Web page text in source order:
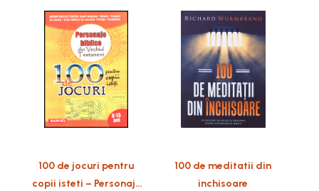
100 de jocuri pentru
copii isteti – Personaje
100 de meditatii din
inchisoare